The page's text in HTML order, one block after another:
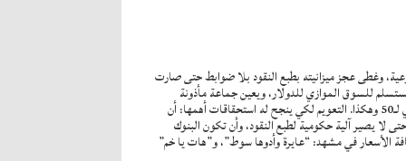
وغير العملة مرتين دون أسباب موضوعية، وغطى عجز ميزانيته بطبع النقود بلا ضوابط حتى صارت
يستسلم للسوق الموازي للدولار، ويعين جماعة مأذونة
للإعلان اليومي عن سعر صرف للدولار في محاولة لمسابقة السوق الموازي.. هذه آلية تعويم مفلتر. وفي اليوم الأول أعلنت الآلية سعر للدولار 47,5 فقفز الموازي لـ50 وهكذا. التعويم لكي ينجح له استحقاقات أهمها: أن
يصير آلية حكومية لطبع النقود، وأن تكون البنوك
الأسعار في مشهد: “عايرة وأدوها سوط”، و”هات يا خم”